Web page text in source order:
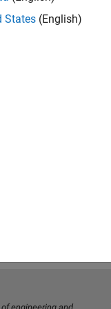
States (English)